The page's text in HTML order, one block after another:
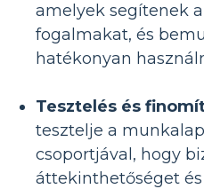
amelyek segítenek
fogalmakat, és
hatékonyan
Tesztelés és
tesztelje a
csoportjával, hogy
áttekinthetőséget